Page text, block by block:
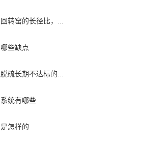
转窑的长径比，...
些缺点
硫长期不达标的...
统有哪些
怎样的